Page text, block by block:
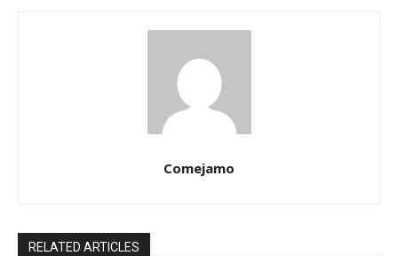
Comejamo
RELATED ARTICLES